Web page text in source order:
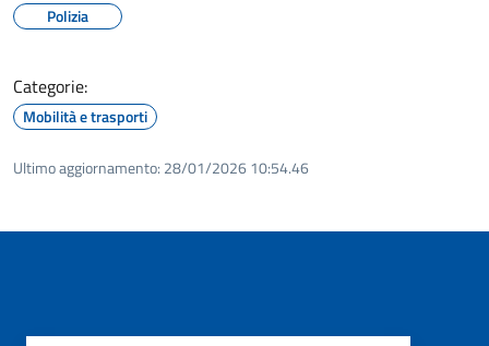
Polizia
Categorie:
Mobilità e trasporti
Ultimo aggiornamento: 28/01/2026 10:54.46